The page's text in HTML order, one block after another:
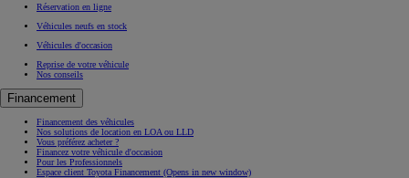
Réservation en ligne
Véhicules neufs en stock
Véhicules d'occasion
Reprise de votre véhicule
Nos conseils
Financement
Financement des véhicules
Nos solutions de location en LOA ou LLD
Vous préférez acheter ?
Financez votre véhicule d'occasion
Pour les Professionnels
Espace client Toyota Financement (Opens in new window)